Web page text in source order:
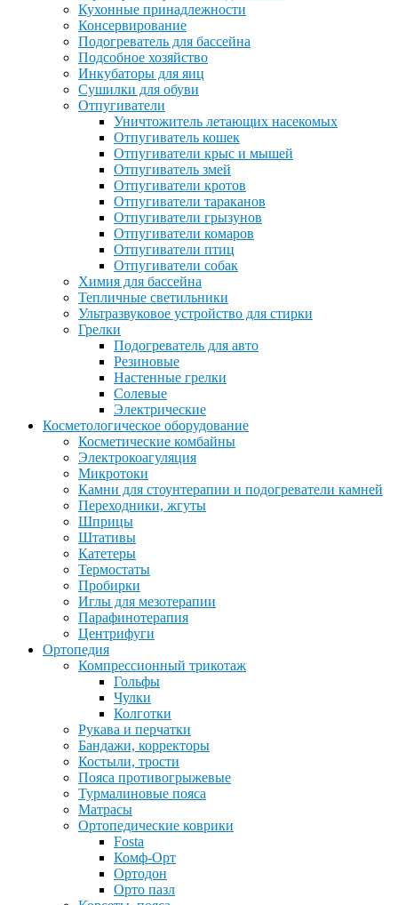
Кухонные принадлежности
Консервирование
Подогреватель для бассейна
Подсобное хозяйство
Инкубаторы для яиц
Сушилки для обуви
Отпугиватели
Уничтожитель летающих насекомых
Отпугиватель кошек
Отпугиватели крыс и мышей
Отпугиватель змей
Отпугиватели кротов
Отпугиватели тараканов
Отпугиватели грызунов
Отпугиватели комаров
Отпугиватели птиц
Отпугиватели собак
Химия для бассейна
Тепличные светильники
Ультразвуковое устройство для стирки
Грелки
Подогреватель для авто
Резиновые
Настенные грелки
Солевые
Электрические
Косметологическое оборудование
Косметические комбайны
Электрокоагуляция
Микротоки
Камни для стоунтерапии и подогреватели камней
Переходники, жгуты
Шприцы
Штативы
Катетеры
Термостаты
Пробирки
Иглы для мезотерапии
Парафинотерапия
Центрифуги
Ортопедия
Компрессионный трикотаж
Гольфы
Чулки
Колготки
Рукава и перчатки
Бандажи, корректоры
Костыли, трости
Пояса противогрыжевые
Турмалиновые пояса
Матрасы
Ортопедические коврики
Fosta
Комф-Орт
Ортодон
Орто пазл